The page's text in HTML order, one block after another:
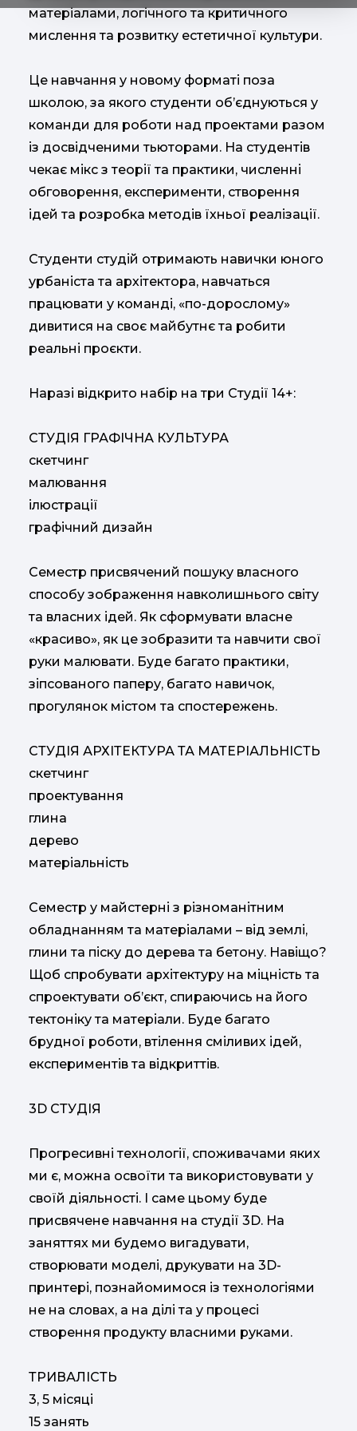
матеріалами, логічного та критичного
мислення та розвитку естетичної культури.
Це навчання у новому форматі поза
школою, за якого студенти об’єднуються у
команди для роботи над проектами разом
із досвідченими тьюторами. На студентів
чекає мікс з теорії та практики, численні
обговорення, експерименти, створення
ідей та розробка методів їхньої реалізації.
Студенти студій отримають навички юного
урбаніста та архітектора, навчаться
працювати у команді, «по-дорослому»
дивитися на своє майбутнє та робити
реальні проєкти.
Наразі відкрито набір на три Студії 14+:
СТУДІЯ ГРАФІЧНА КУЛЬТУРА
скетчинг
малювання
ілюстрації
графічний дизайн
Семестр присвячений пошуку власного
способу зображення навколишнього світу
та власних ідей. Як сформувати власне
«красиво», як це зобразити та навчити свої
руки малювати. Буде багато практики,
зіпсованого паперу, багато навичок,
прогулянок містом та спостережень.
СТУДІЯ АРХІТЕКТУРА ТА МАТЕРІАЛЬНІСТЬ
скетчинг
проектування
глина
дерево
матеріальність
Семестр у майстерні з різноманітним
обладнанням та матеріалами – від землі,
глини та піску до дерева та бетону. Навіщо?
Щоб спробувати архітектуру на міцність та
спроектувати об’єкт, спираючись на його
тектоніку та матеріали. Буде багато
брудної роботи, втілення сміливих ідей,
експериментів та відкриттів.
3D СТУДІЯ
Прогресивні технології, споживачами яких
ми є, можна освоїти та використовувати у
своїй діяльності. І саме цьому буде
присвячене навчання на студії 3D. На
заняттях ми будемо вигадувати,
створювати моделі, друкувати на 3D-
принтері, познайомимося із технологіями
не на словах, а на ділі та у процесі
створення продукту власними руками.
ТРИВАЛІСТЬ
3, 5 місяці
15 занять